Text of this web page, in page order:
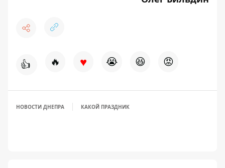
👍 🔥 ♥ 😭 😆 😡
НОВОСТИ ДНЕПРА КАКОЙ ПРАЗДНИК